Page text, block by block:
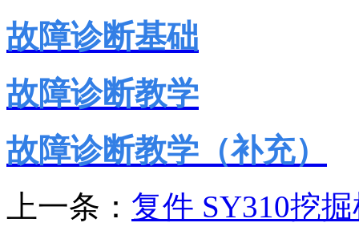
故障诊断基础
故障诊断教学
故障诊断教学（补充）
上一条： 复件 SY310挖